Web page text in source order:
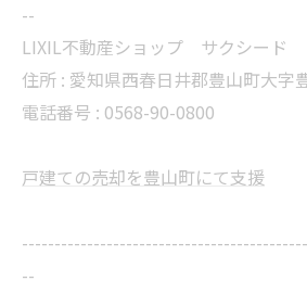
--
LIXIL不動産ショップ サクシード
住所 : 愛知県西春日井郡豊山町大字
電話番号 : 0568-90-0800
戸建ての売却を豊山町にて支援
--